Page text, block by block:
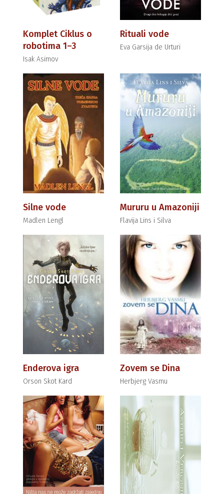
Komplet Ciklus o
robotima 1–3
Isak Asimov
Rituali vode
Eva Garsija de Urturi
Silne vode
Madlen Lengl
Mururu u Amazoniji
Flavija Lins i Silva
Enderova igra
Orson Skot Kard
Zovem se Dina
Herbjerg Vasmu